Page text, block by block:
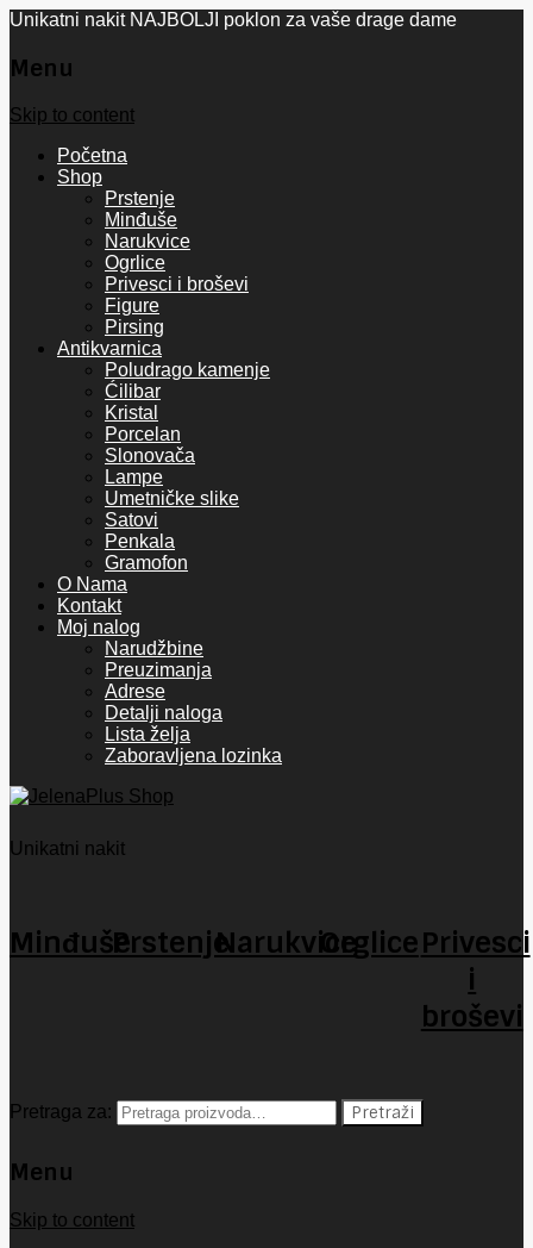
Unikatni nakit NAJBOLJI poklon za vaše drage dame
Menu
Skip to content
Početna
Shop
Prstenje
Minđuše
Narukvice
Ogrlice
Privesci i broševi
Figure
Pirsing
Antikvarnica
Poludrago kamenje
Ćilibar
Kristal
Porcelan
Slonovača
Lampe
Umetničke slike
Satovi
Penkala
Gramofon
O Nama
Kontakt
Moj nalog
Narudžbine
Preuzimanja
Adrese
Detalji naloga
Lista želja
Zaboravljena lozinka
Unikatni nakit
MinđušePrstenjeNarukviceOrglicePrivesci
i
broševi
Pretraga za: Pretraži
Menu
Skip to content